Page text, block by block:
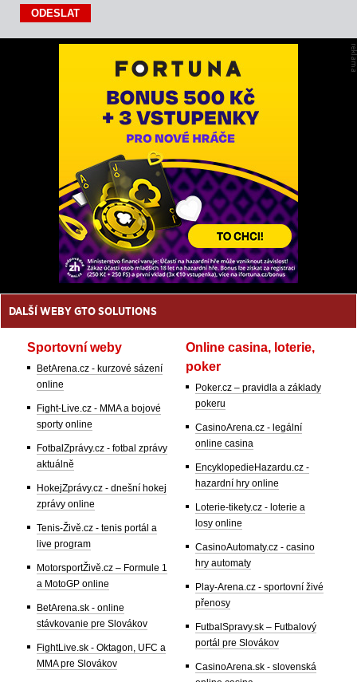
DALŠÍ WEBY GTO SOLUTIONS
Sportovní weby
BetArena.cz - kurzové sázení
online
Fight-Live.cz - MMA a bojové
sporty online
FotbalZprávy.cz - fotbal zprávy
aktuálně
HokejZprávy.cz - dnešní hokej
zprávy online
Tenis-Živě.cz - tenis portál a
live program
MotorsportŽivě.cz – Formule 1
a MotoGP online
BetArena.sk - online
stávkovanie pre Slovákov
FightLive.sk - Oktagon, UFC a
MMA pre Slovákov
Online casina, loterie,
poker
Poker.cz – pravidla a základy
pokeru
CasinoArena.cz - legální
online casina
EncyklopedieHazardu.cz -
hazardní hry online
Loterie-tikety.cz - loterie a
losy online
CasinoAutomaty.cz - casino
hry automaty
Play-Arena.cz - sportovní živé
přenosy
FutbalSpravy.sk – Futbalový
portál pre Slovákov
CasinoArena.sk - slovenská